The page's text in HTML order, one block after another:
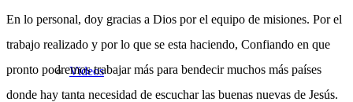
Videos
En lo personal, doy gracias a Dios por el equipo de misiones. Por el
trabajo realizado y por lo que se esta haciendo, Confiando en que
pronto podremos trabajar más para bendecir muchos más países
donde hay tanta necesidad de escuchar las buenas nuevas de Jesús.